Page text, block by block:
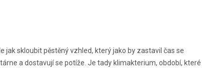
jak skloubit pěstěný vzhled, který jako by zastavil čas se
a dostavují se potíže. Je tady klimakterium, období, které